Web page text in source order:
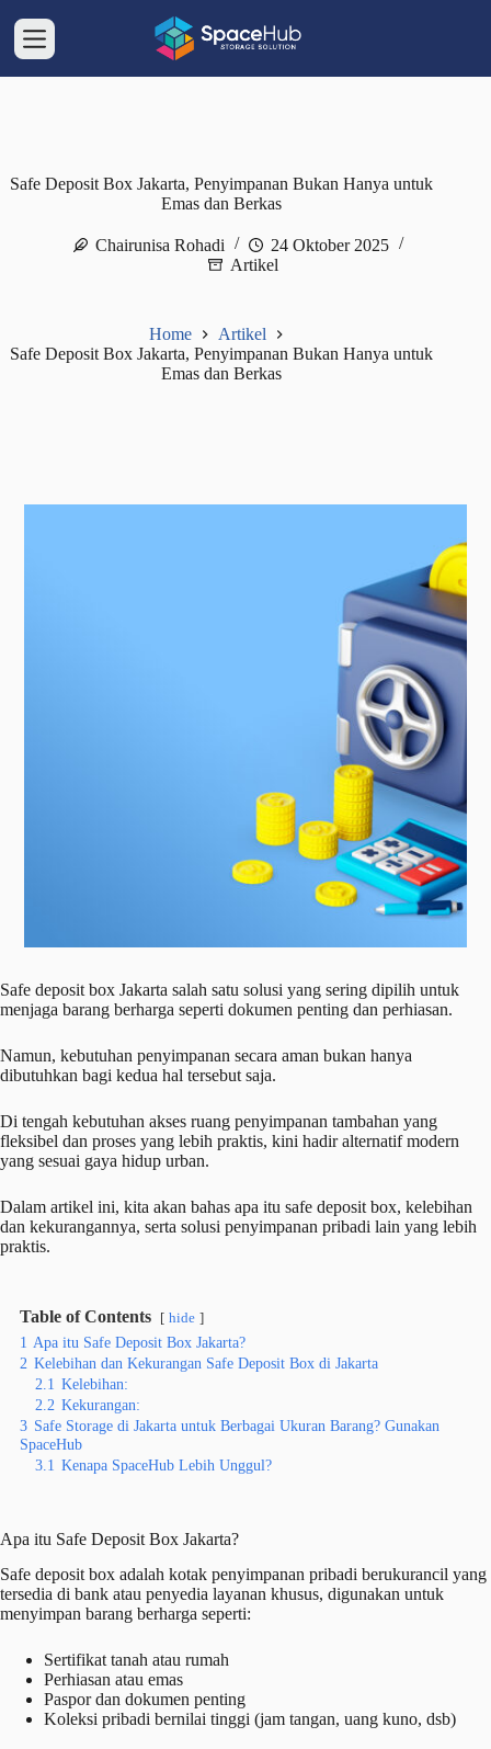
content
Safe Deposit Box Jakarta, Penyimpanan Bukan Hanya untuk
Emas dan Berkas
Chairunisa Rohadi
24 Oktober 2025
Artikel
Home
Artikel
Safe Deposit Box Jakarta, Penyimpanan Bukan Hanya untuk
Emas dan Berkas
Safe deposit box Jakarta salah satu solusi yang sering dipilih untuk
menjaga barang berharga seperti dokumen penting dan perhiasan.
Namun, kebutuhan penyimpanan secara aman bukan hanya
dibutuhkan bagi kedua hal tersebut saja.
Di tengah kebutuhan akses ruang penyimpanan tambahan yang
fleksibel dan proses yang lebih praktis, kini hadir alternatif modern
yang sesuai gaya hidup urban.
Dalam artikel ini, kita akan bahas apa itu safe deposit box, kelebihan
dan kekurangannya, serta solusi penyimpanan pribadi lain yang lebih
praktis.
Table of Contents hide
1 Apa itu Safe Deposit Box Jakarta?
2 Kelebihan dan Kekurangan Safe Deposit Box di Jakarta
2.1 Kelebihan:
2.2 Kekurangan:
3 Safe Storage di Jakarta untuk Berbagai Ukuran Barang? Gunakan
SpaceHub
3.1 Kenapa SpaceHub Lebih Unggul?
Apa itu Safe Deposit Box Jakarta?
Safe deposit box adalah kotak penyimpanan pribadi berukurancil yang
tersedia di bank atau penyedia layanan khusus, digunakan untuk
menyimpan barang berharga seperti:
Sertifikat tanah atau rumah
Perhiasan atau emas
Paspor dan dokumen penting
Koleksi pribadi bernilai tinggi (jam tangan, uang kuno, dsb)